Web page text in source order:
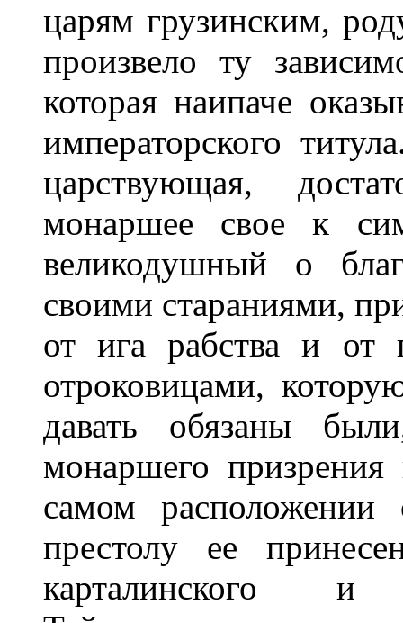
царям грузинским,
произвело ту
которая наипаче
императорского
царствующая,
монаршее свое к
великодушный о
своими стараниями,
от ига рабства и от
отроковицами,
давать обязаны
монаршего
самом
престолу ее
карталинского и